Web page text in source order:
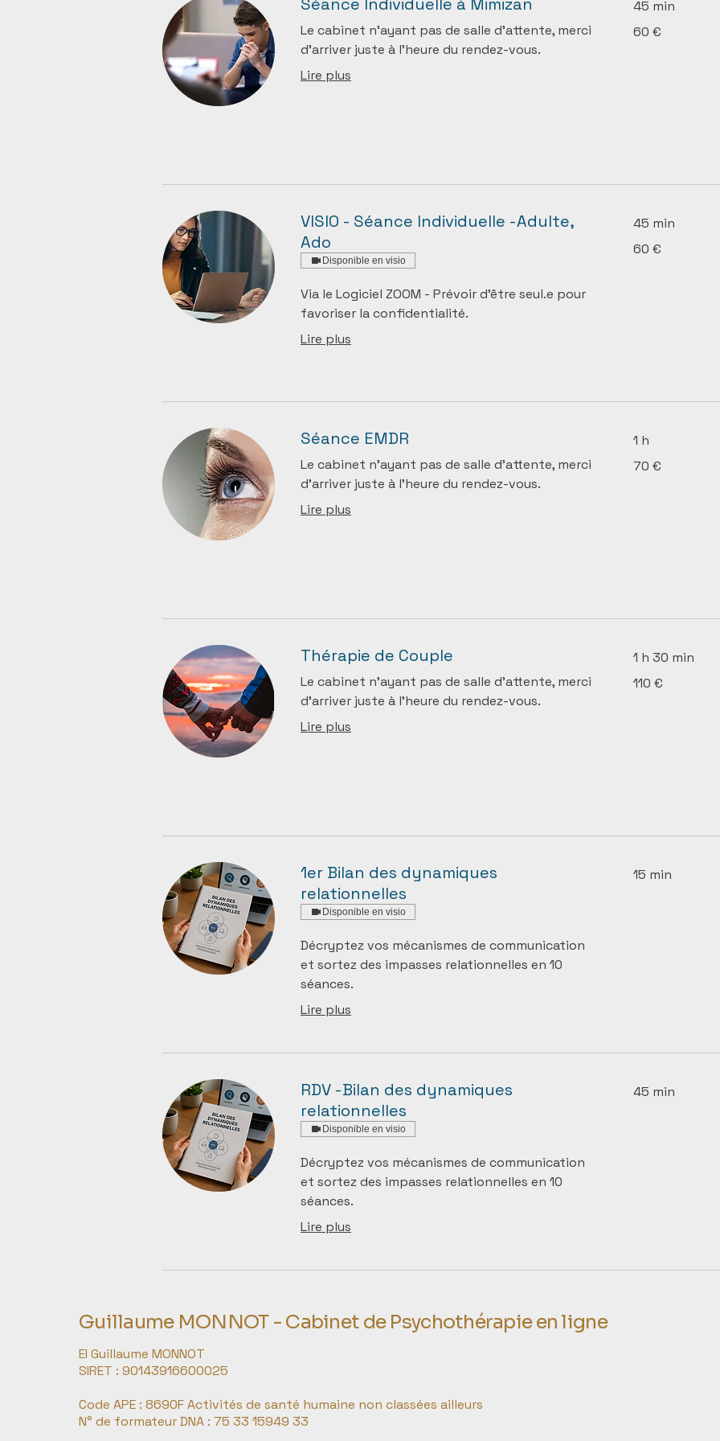
Le cabinet n’ayant pas de salle d’attente, merci
d’arriver juste à l’heure du rendez-vous.
Lire plus
45 min
euros
60 €
VISIO - Séance Individuelle -Adulte,
Ado
Disponible en visio
Via le Logiciel ZOOM - Prévoir d'être seul.e pour
favoriser la confidentialité.
Lire plus
45 min
euros
60 €
Séance EMDR
Le cabinet n’ayant pas de salle d’attente, merci
d’arriver juste à l’heure du rendez-vous.
Lire plus
1 h
euros
70 €
Thérapie de Couple
Le cabinet n’ayant pas de salle d’attente, merci
d’arriver juste à l’heure du rendez-vous.
Lire plus
1 h 30 min
euros
110 €
1er Bilan des dynamiques
relationnelles
Disponible en visio
Décryptez vos mécanismes de communication
et sortez des impasses relationnelles en 10
séances.
Lire plus
15 min
RDV -Bilan des dynamiques
relationnelles
Disponible en visio
Décryptez vos mécanismes de communication
et sortez des impasses relationnelles en 10
séances.
Lire plus
45 min
Guillaume MONNOT - Cabinet de Psychothérapie en ligne
EI Guillaume MONNOT
SIRET : 90143916600025
Code APE : 8690F Activités de santé humaine non classées ailleurs
N° de formateur DNA : 75 33 15949 33